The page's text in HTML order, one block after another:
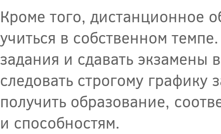
Кроме того, дистанционное
учиться в собственном
задания и сдавать экзамены
следовать строгому графику
получить образование,
и способностям.